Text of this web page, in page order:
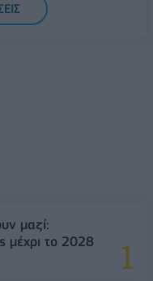
μαζί:
μέχρι το 2028